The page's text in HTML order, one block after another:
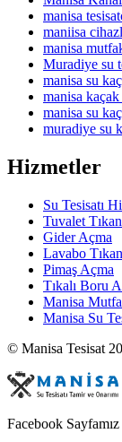
manisa
maniisa
manisa
Muradiye su
manisa su
manisa
manisa su
muradiye su
Hizmetler
Su Tesisatı
Tuvalet
Gider Açma
Lavabo
Pimaş Açma
Tıkalı Boru
Manisa
Manisa Su
© Manisa Tesisat
Facebook Sayfamız